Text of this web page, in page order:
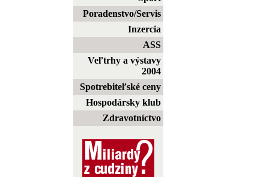
Poradenstvo/Servis
Inzercia
ASS
Veľtrhy a výstavy
2004
Spotrebiteľské ceny
Hospodársky klub
Zdravotníctvo